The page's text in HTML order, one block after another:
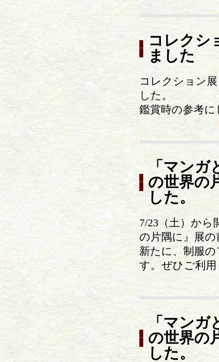
コレクシ
ました
コレクション
した。
鑑賞時の参考
「マンガ
の世界の
した。
7/23（土）か
の片隅に』展
新たに、制服
す。ぜひご利
「マンガ
の世界の
した。